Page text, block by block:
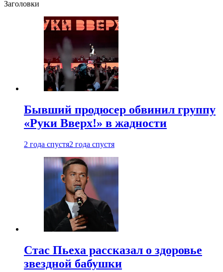
Заголовки
Бывший продюсер обвинил группу
«Руки Вверх!» в жадности
2 года спустя2 года спустя
Стас Пьеха рассказал о здоровье
звездной бабушки